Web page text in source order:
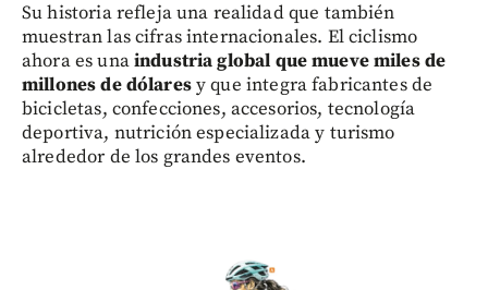
Su historia refleja una realidad que también
muestran las cifras internacionales. El ciclismo
ahora es unaindustria global que mueve miles de
millones de dólaresy que integra fabricantes de
bicicletas, confecciones, accesorios, tecnología
deportiva, nutrición especializada y turismo
alrededor de los grandes eventos.